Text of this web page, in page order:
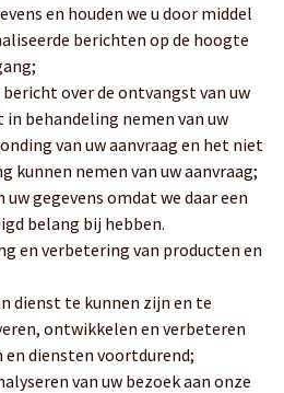
en houden we u door middel
berichten op de hoogte
over de ontvangst van uw
in behandeling nemen van uw
van uw aanvraag en het niet
kunnen nemen van uw aanvraag;
uw gegevens omdat we daar een
belang bij hebben.
en verbetering van producten en
dienst te kunnen zijn en te
ontwikkelen en verbeteren
en diensten voortdurend;
van uw bezoek aan onze